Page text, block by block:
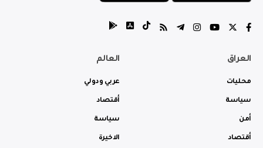
العراق
محليات
سياسة
أمن
أقتصاد
العالم
عربي ودولي
أقتصاد
سياسة
الاخيرة